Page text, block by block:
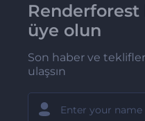
üye olun
Son haber ve
ulaşsın